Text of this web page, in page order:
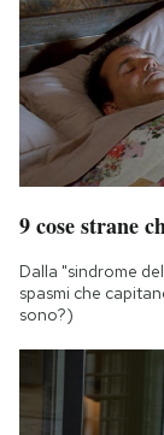
9 cose strane
Dalla "sindrome
spasmi che
sono?)